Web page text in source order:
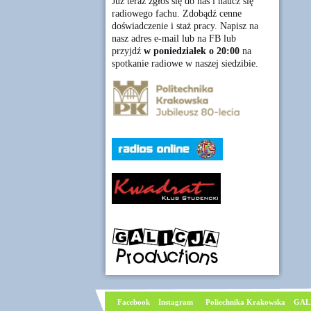
radiowego fachu. Zdobądź cenne
doświadczenie i staż pracy. Napisz na
nasz adres e-mail lub na FB lub
przyjdź w poniedziałek o 20:00na
spotkanie radiowe w naszej siedzibie.
Facebook Instagram Poliechnika Krakowska